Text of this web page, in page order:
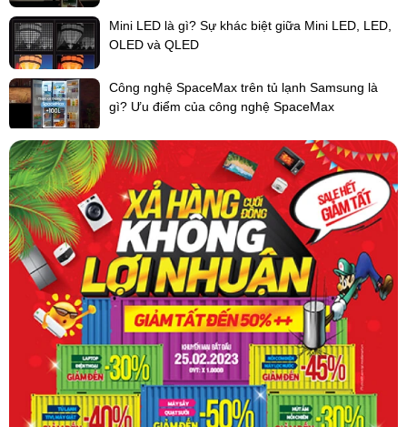
không cần phải thay thế phin lọc khử mùi.
- Làm sạch (Clean):Streamer loại bỏ vi khuẩn bám trên phin lọc
bụi và khay nước tạo ẩm.
Phin lọc tĩnh điện HEPA lọc bụi hiệu quả hơn nhờ
vào lực tĩnh điện, loại bỏ 99.97% các hạt bụi có
kích thước 0.3 μm
Vượt trội hơn phin HEPA thông thường, phin lọc HEPA của máy lọc
khí Daikin được nạp tĩnh điện nên có khả năng lọc không khí tối ưu
Mini LED là gì? Sự khác biệt giữa Mini LED, LED,
OLED và QLED
Công nghệ SpaceMax trên tủ lạnh Samsung là
gì? Ưu điểm của công nghệ SpaceMax